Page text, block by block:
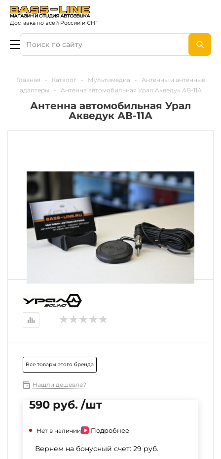
Доставка по всей России и СНГ
Главная - Каталог - Мультимедиа -
Антенны и антенные
адаптеры
- Антенна автомобильная Урал Акведук АВ-11А
Антенна автомобильная Урал
Акведук АВ-11А
Все товары этого бренда
Нашли дешевле?
590 руб. /шт
Нет в наличии Подробнее
Вернем на бонусный счет: 29 руб.